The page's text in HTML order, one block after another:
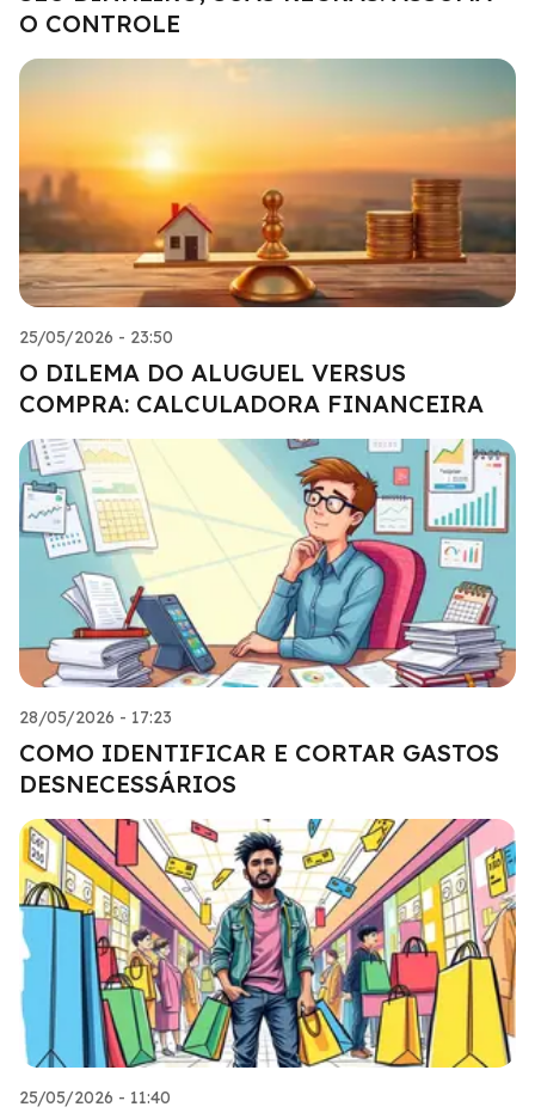
O CONTROLE
25/05/2026 - 23:50
O DILEMA DO ALUGUEL VERSUS
COMPRA: CALCULADORA FINANCEIRA
28/05/2026 - 17:23
COMO IDENTIFICAR E CORTAR GASTOS
DESNECESSÁRIOS
25/05/2026 - 11:40